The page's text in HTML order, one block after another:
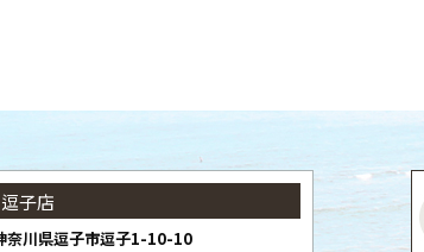
逗子店
奈川県逗子市逗子1-10-10